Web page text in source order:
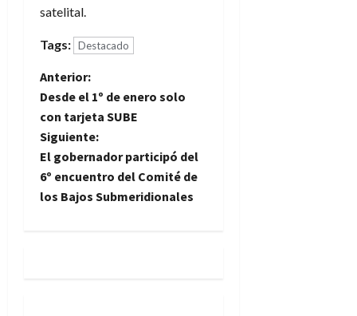
satelital.
Tags: Destacado
N
a
v
e
Anterior:
Desde el 1º de enero solo
con tarjeta SUBE
Siguiente:
El gobernador participó del
6º encuentro del Comité de
los Bajos Submeridionales